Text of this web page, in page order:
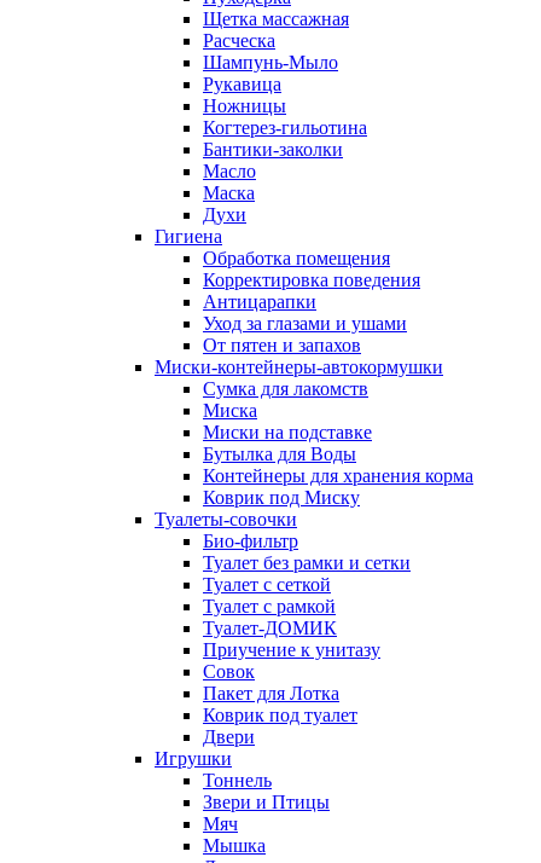
Щетка массажная
Расческа
Шампунь-Мыло
Рукавица
Ножницы
Когтерез-гильотина
Бантики-заколки
Масло
Маска
Духи
Гигиена
Обработка помещения
Корректировка поведения
Антицарапки
Уход за глазами и ушами
От пятен и запахов
Миски-контейнеры-автокормушки
Сумка для лакомств
Миска
Миски на подставке
Бутылка для Воды
Контейнеры для хранения корма
Коврик под Миску
Туалеты-совочки
Био-фильтр
Туалет без рамки и сетки
Туалет с сеткой
Туалет с рамкой
Туалет-ДОМИК
Приучение к унитазу
Совок
Пакет для Лотка
Коврик под туалет
Двери
Игрушки
Тоннель
Звери и Птицы
Мяч
Мышка